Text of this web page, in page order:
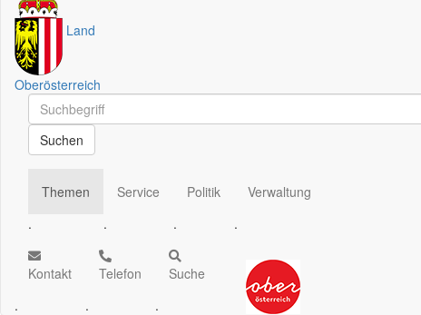
Land
Oberösterreich
Schnellsuche
Schnellsuche
Suchen
Themen
.
Service
.
Politik
.
Verwaltung
.
Kontakt
.
Telefon
.
Suche
.